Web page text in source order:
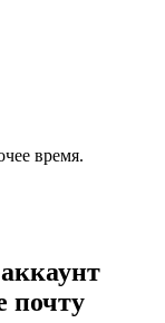
время.
аккаунт
почту